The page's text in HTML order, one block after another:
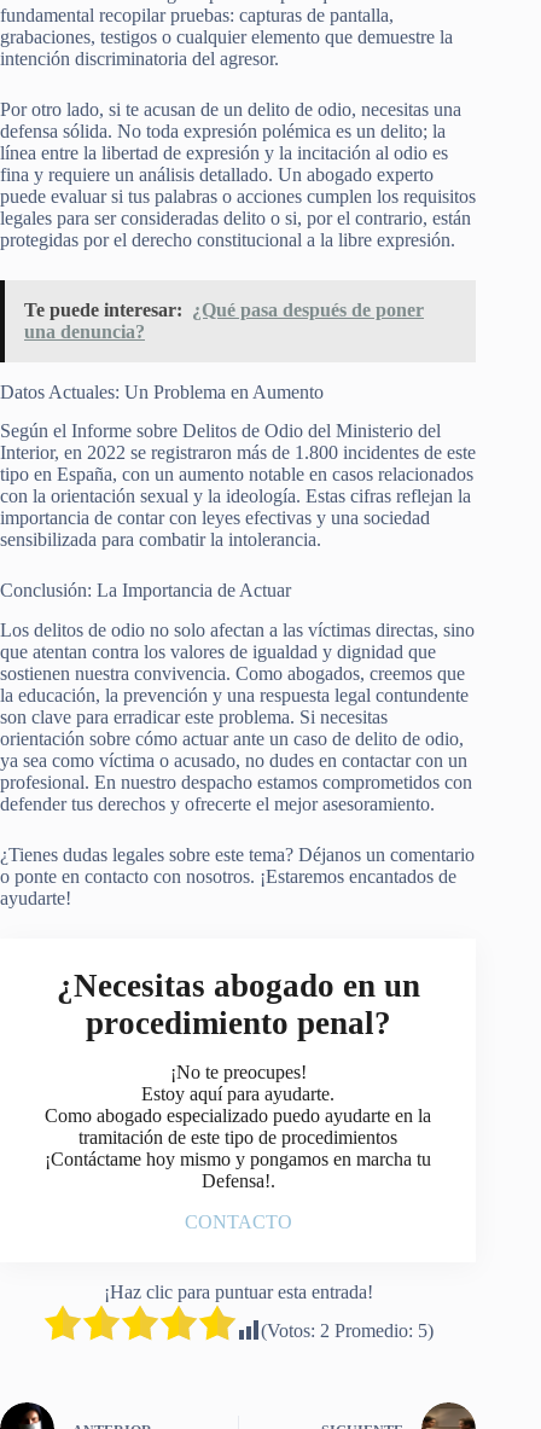
fundamental recopilar pruebas: capturas de pantalla,
grabaciones, testigos o cualquier elemento que demuestre la
intención discriminatoria del agresor.
Por otro lado, si te acusan de un delito de odio, necesitas una
defensa sólida. No toda expresión polémica es un delito; la
línea entre la libertad de expresión y la incitación al odio es
fina y requiere un análisis detallado. Un abogado experto
puede evaluar si tus palabras o acciones cumplen los requisitos
legales para ser consideradas delito o si, por el contrario, están
protegidas por el derecho constitucional a la libre expresión.
Te puede interesar: ¿Qué pasa después de poner
una denuncia?
Datos Actuales: Un Problema en Aumento
Según el Informe sobre Delitos de Odio del Ministerio del
Interior, en 2022 se registraron más de 1.800 incidentes de este
tipo en España, con un aumento notable en casos relacionados
con la orientación sexual y la ideología. Estas cifras reflejan la
importancia de contar con leyes efectivas y una sociedad
sensibilizada para combatir la intolerancia.
Conclusión: La Importancia de Actuar
Los delitos de odio no solo afectan a las víctimas directas, sino
que atentan contra los valores de igualdad y dignidad que
sostienen nuestra convivencia. Como abogados, creemos que
la educación, la prevención y una respuesta legal contundente
son clave para erradicar este problema. Si necesitas
orientación sobre cómo actuar ante un caso de delito de odio,
ya sea como víctima o acusado, no dudes en contactar con un
profesional. En nuestro despacho estamos comprometidos con
defender tus derechos y ofrecerte el mejor asesoramiento.
¿Tienes dudas legales sobre este tema? Déjanos un comentario
o ponte en contacto con nosotros. ¡Estaremos encantados de
ayudarte!
¿Necesitas abogado en un
procedimiento penal?
¡No te preocupes!
Estoy aquí para ayudarte.
Como abogado especializado puedo ayudarte en la
tramitación de este tipo de procedimientos
¡Contáctame hoy mismo y pongamos en marcha tu
Defensa!.
CONTACTO
¡Haz clic para puntuar esta entrada!
(Votos: 2 Promedio: 5)